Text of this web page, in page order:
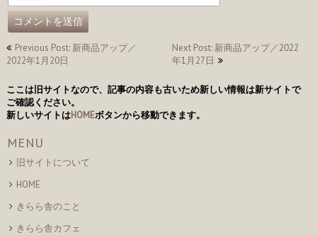
投
稿
ナ
ビ
ー
シ
ョ
ン
Previous Post: 新商品アップ／
2022年1月20日
Next Post: 新商品アップ／2022
年1月27日
ここは旧サイトなので、記事の内容も古いため新しい情報は新サイトで
ご確認ください。
新しいサイトはHOMEボタンから移動できます。
MENU
旧サイトについて
HOME
きらら舎のこと
きらら舎カフェ